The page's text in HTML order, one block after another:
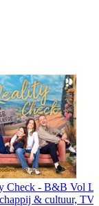
Check - B&B Vol
& cultuur,